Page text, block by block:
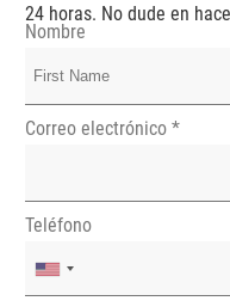
24 horas. No dude en
Nombre
Correo electrónico*
Teléfono